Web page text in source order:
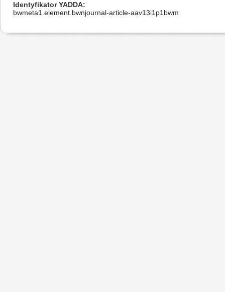
Identyfikator YADDA
bwmeta1.element.bwnjournal-article-aav13i1p1bwm